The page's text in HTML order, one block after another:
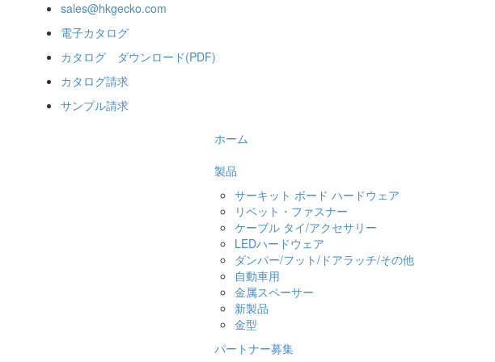
sales@hkgecko.com
電子カタログ
カタログ ダウンロード(PDF)
カタログ請求
サンプル請求
ホーム
製品
サーキット ボード ハードウェア
リベット・ファスナー
ケーブル タイ/アクセサリー
LEDハードウェア
ダンパー/フット/ドアラッチ/その他
自動車用
金属スペーサー
新製品
金型
パートナー募集